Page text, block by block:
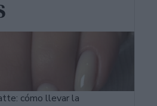
cómo llevar la